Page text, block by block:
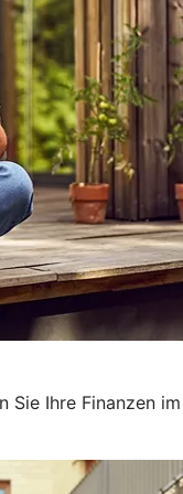
Sie Ihre Finanzen im